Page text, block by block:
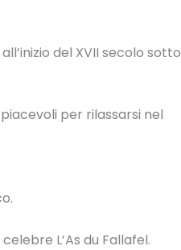
del XVII secolo sotto
per rilassarsi nel
L’As du Fallafel.